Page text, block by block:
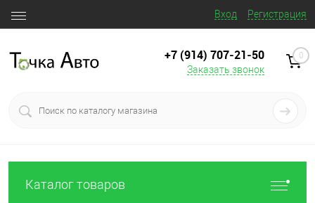
Вход Регистрация
+7 (914) 707‒21‒50
Заказать звонок
0
Каталог товаров